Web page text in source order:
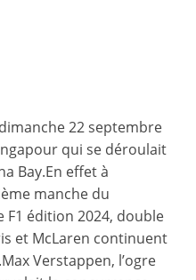
22 septembre
qui se déroulait
Bay.En effet à
manche du
édition 2024, double
et McLaren continuent
Verstappen, l’ogre